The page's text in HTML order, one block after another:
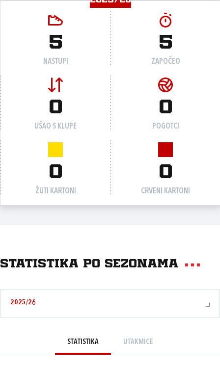
5
NASTUPI
5
ZAPOČEO
0
UŠAO S KLUPE
0
POGOTCI
0
ŽUTI KARTONI
0
CRVENI KARTONI
Statistika po sezonama
2025/26
STATISTIKA UTAKMICE